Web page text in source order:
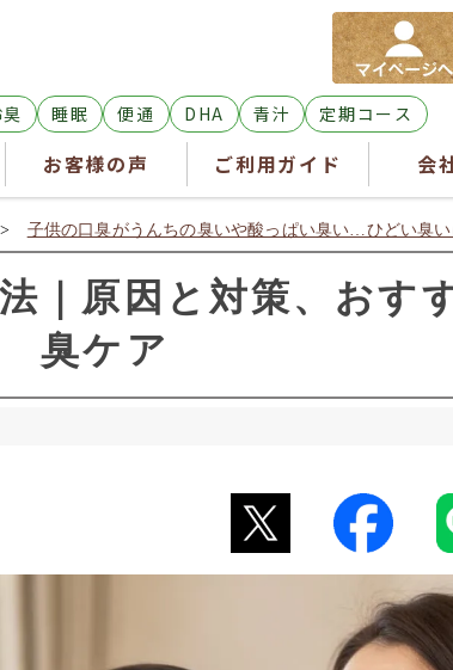
睡眠 便通 DHA 青汁 定期コース
お客様の声 ご利用ガイド 会
> 子供の口臭がうんちの臭いや酸っぱい臭い…ひどい臭
｜原因と対策、おす
臭ケア